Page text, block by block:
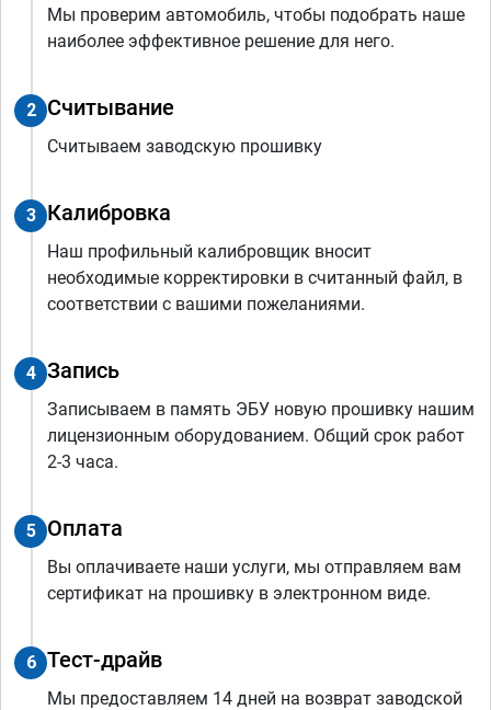
Мы проверим автомобиль, чтобы подобрать наше
наиболее эффективное решение для него.
2 Считывание
Считываем заводскую прошивку
3 Калибровка
Наш профильный калибровщик вносит
необходимые корректировки в считанный файл, в
соответствии с вашими пожеланиями.
4 Запись
Записываем в память ЭБУ новую прошивку нашим
лицензионным оборудованием. Общий срок работ
2-3 часа.
5 Оплата
Вы оплачиваете наши услуги, мы отправляем вам
сертификат на прошивку в электронном виде.
6 Тест-драйв
Мы предоставляем 14 дней на возврат заводской